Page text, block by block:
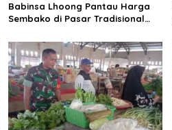
Babinsa Lhoong Pantau Harga
Sembako di Pasar Tradisional
Perkembangannya